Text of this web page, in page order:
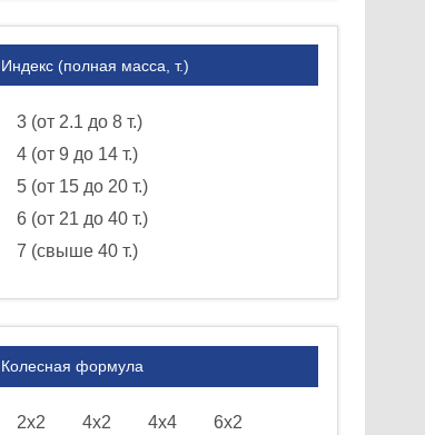
Индекс (полная масса, т.)
3 (от 2.1 до 8 т.)
4 (от 9 до 14 т.)
5 (от 15 до 20 т.)
6 (от 21 до 40 т.)
7 (свыше 40 т.)
Колесная формула
2х2 4х2 4х4
6х2